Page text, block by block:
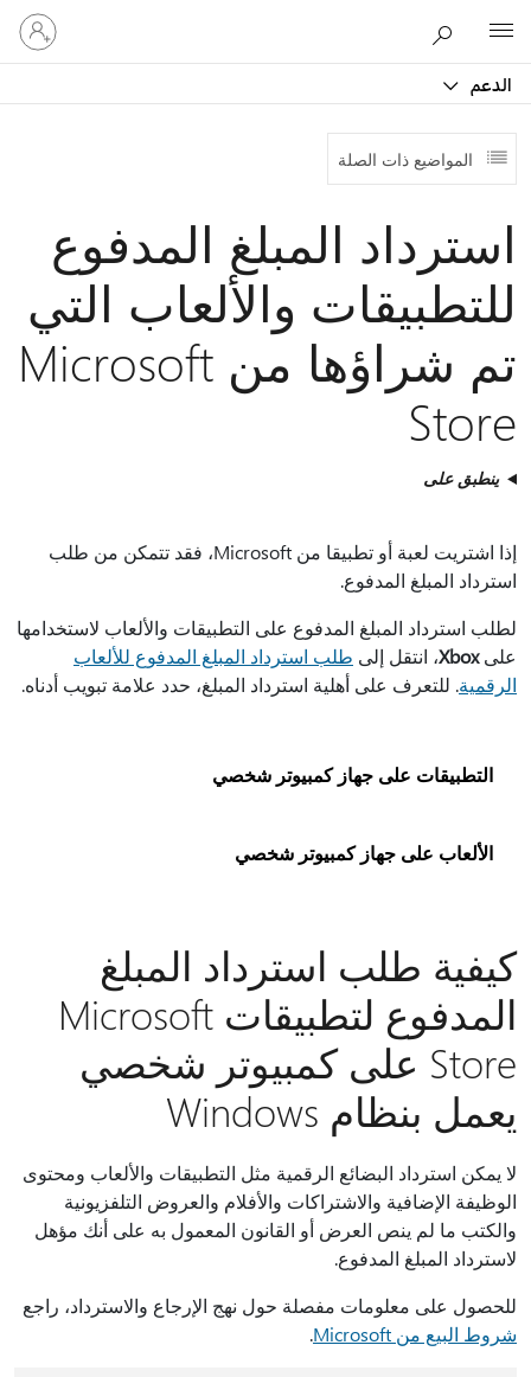
الدعم
تسجيل
الدخول
إلى
المواضيع ذات الصلة
استرداد المبلغ المدفوع
للتطبيقات والألعاب التي
تم شراؤها من Microsoft
Store
ينطبق على
إذا اشتريت لعبة أو تطبيقا من Microsoft، فقد تتمكن من طلب
استرداد المبلغ المدفوع.
لطلب استرداد المبلغ المدفوع على التطبيقات والألعاب لاستخدامها
علىXbox، انتقل إلى طلب استرداد المبلغ المدفوع للألعاب
الرقمية. للتعرف على أهلية استرداد المبلغ، حدد علامة تبويب أدناه.
التطبيقات على جهاز كمبيوتر شخصي
الألعاب على جهاز كمبيوتر شخصي
كيفية طلب استرداد المبلغ
المدفوع لتطبيقات Microsoft
Store على كمبيوتر شخصي
يعمل بنظام Windows
لا يمكن استرداد البضائع الرقمية مثل التطبيقات والألعاب ومحتوى
الوظيفة الإضافية والاشتراكات والأفلام والعروض التلفزيونية
والكتب ما لم ينص العرض أو القانون المعمول به على أنك مؤهل
لاسترداد المبلغ المدفوع.
للحصول على معلومات مفصلة حول نهج الإرجاع والاسترداد، راجع
شروط البيع من Microsoft
.